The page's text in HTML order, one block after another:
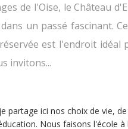
de l'Oise, le Château
un passé fascinant.
est l'endroit idéal
invitons...
partage ici nos choix de vie, de
Nous faisons l'école à